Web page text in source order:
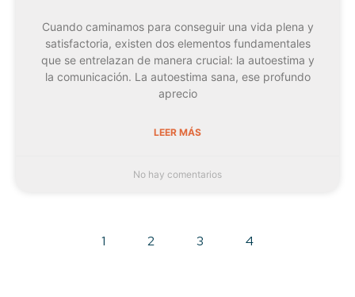
Cuando caminamos para conseguir una vida plena y
satisfactoria, existen dos elementos fundamentales
que se entrelazan de manera crucial: la autoestima y
la comunicación. La autoestima sana, ese profundo
aprecio
LEER MÁS
No hay comentarios
1 2 3 4